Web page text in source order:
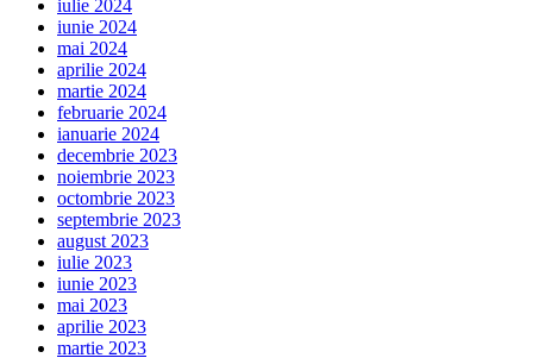
iulie 2024
iunie 2024
mai 2024
aprilie 2024
martie 2024
februarie 2024
ianuarie 2024
decembrie 2023
noiembrie 2023
octombrie 2023
septembrie 2023
august 2023
iulie 2023
iunie 2023
mai 2023
aprilie 2023
martie 2023